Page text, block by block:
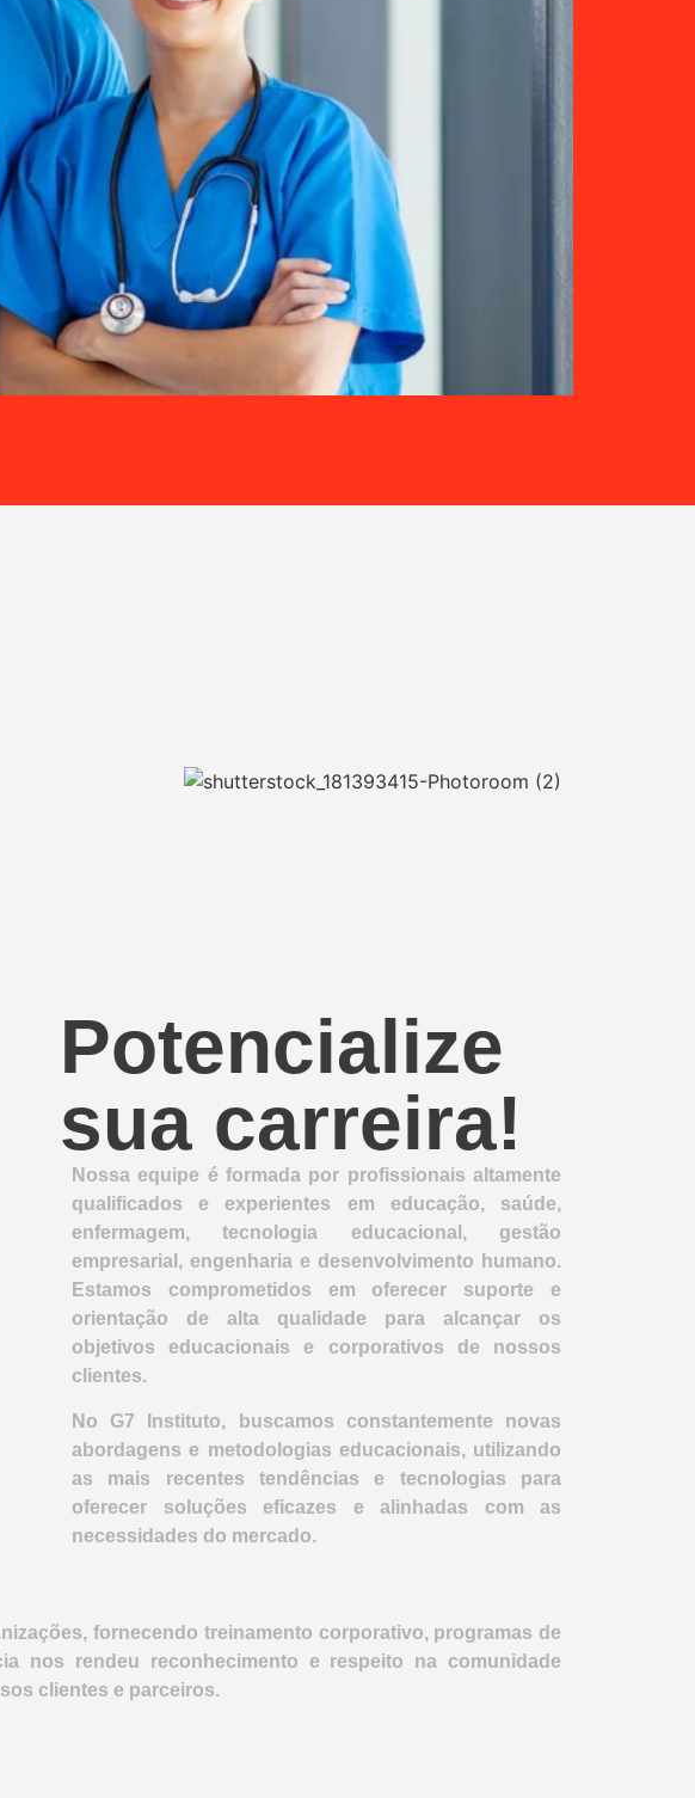
Potencialize
sua carreira!
Nossa equipe é formada por profissionais altamente
qualificados e experientes em educação, saúde,
enfermagem, tecnologia educacional, gestão
empresarial, engenharia e desenvolvimento humano.
Estamos comprometidos em oferecer suporte e
orientação de alta qualidade para alcançar os
objetivos educacionais e corporativos de nossos
clientes.
No G7 Instituto, buscamos constantemente novas
abordagens e metodologias educacionais, utilizando
as mais recentes tendências e tecnologias para
oferecer soluções eficazes e alinhadas com as
necessidades do mercado.
fornecendo treinamento corporativo, programas de
nos rendeu reconhecimento e respeito na comunidade
clientes e parceiros.